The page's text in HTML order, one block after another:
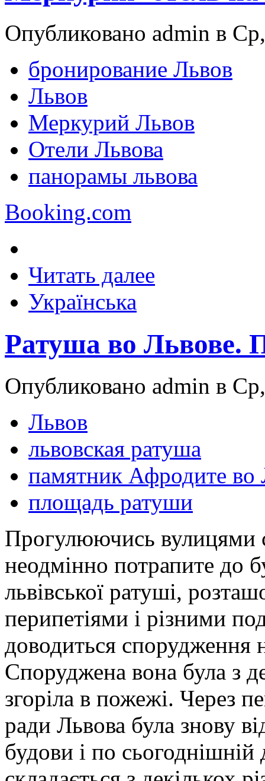
Опубликовано admin в
бронирование Львов
Львов
Меркурий Львов
Отели Львова
панорамы львова
Booking.com
Читать далее
Українська
Ратуша во Львове.
Опубликовано admin в
Львов
львовская ратуша
памятник Афродите во
площадь ратуши
Прогулюючись вулицями
неодмінно потрапите до
львівської ратуші,
перипетіями і різними
доводиться спорудження
Споруджена вона була з
згоріла в пожежі. Через
ради Львова була знову
будови і по